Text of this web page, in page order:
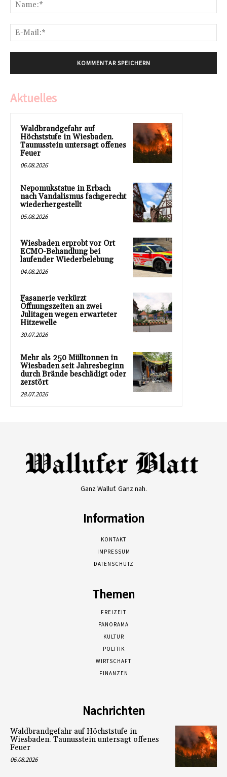
Aktuelles
Waldbrandgefahr auf
Höchststufe in Wiesbaden.
Taunusstein untersagt offenes
Feuer
06.08.2026
Nepomukstatue in Erbach
nach Vandalismus fachgerecht
wiederhergestellt
05.08.2026
Wiesbaden erprobt vor Ort
ECMO-Behandlung bei
laufender Wiederbelebung
04.08.2026
Fasanerie verkürzt
Öffnungszeiten an zwei
Julitagen wegen erwarteter
Hitzewelle
30.07.2026
Mehr als 250 Mülltonnen in
Wiesbaden seit Jahresbeginn
durch Brände beschädigt oder
zerstört
28.07.2026
Ganz Walluf. Ganz nah.
Information
KONTAKT
IMPRESSUM
DATENSCHUTZ
Themen
FREIZEIT
PANORAMA
KULTUR
POLITIK
WIRTSCHAFT
FINANZEN
Nachrichten
Waldbrandgefahr auf Höchststufe in
Wiesbaden. Taunusstein untersagt offenes
Feuer
06.08.2026